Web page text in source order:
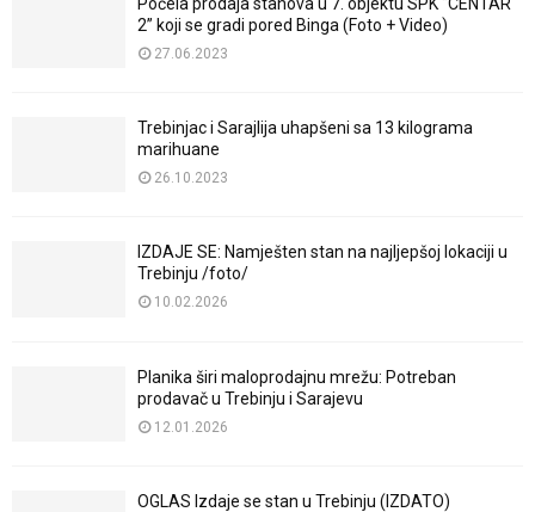
2” koji se gradi pored Binga (Foto + Video)
27.06.2023
Trebinjac i Sarajlija uhapšeni sa 13 kilograma
marihuane
26.10.2023
IZDAJE SE: Namješten stan na najljepšoj lokaciji u
Trebinju /foto/
10.02.2026
Planika širi maloprodajnu mrežu: Potreban
prodavač u Trebinju i Sarajevu
12.01.2026
OGLAS Izdaje se stan u Trebinju (IZDATO)